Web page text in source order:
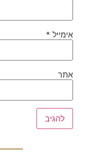
אימייל *
אתר